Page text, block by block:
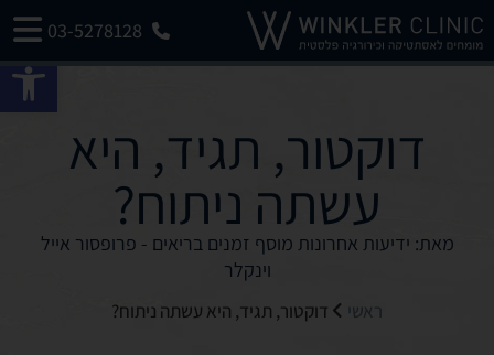
03-5278128
דוקטור, תגיד, היא
עשתה ניתוח?
מאת: ידיעות אחרונות מוסף זמנים בריאים - פרופסור אייל
וינקלר
ראשי דוקטור, תגיד, היא עשתה ניתוח?